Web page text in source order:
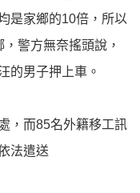
是家鄉的10倍，所以
警方無奈搖頭說，
的男子押上車。
，而85名外籍移工訊
法遣送